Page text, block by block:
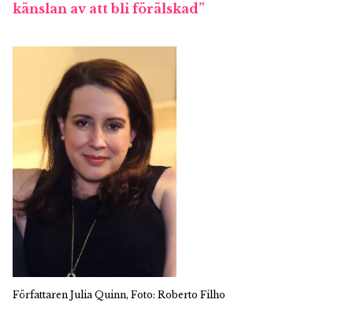
känslan av att bli förälskad”
Författaren Julia Quinn, Foto: Roberto Filho